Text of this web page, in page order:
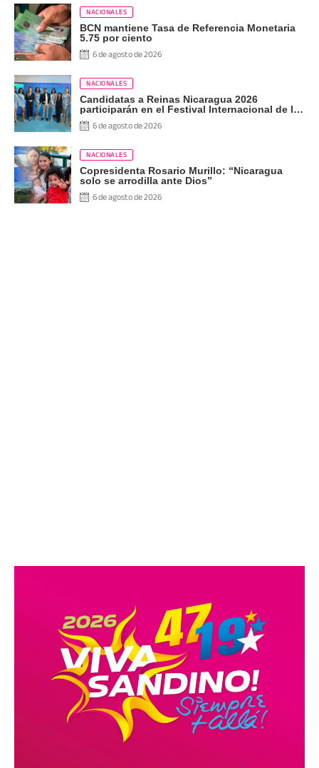
NACIONALES
BCN mantiene Tasa de Referencia Monetaria
5.75 por ciento
6 de agosto de 2026
NACIONALES
Candidatas a Reinas Nicaragua 2026
participarán en el Festival Internacional de las
Artes, Cultura y Gastronomía
6 de agosto de 2026
NACIONALES
Copresidenta Rosario Murillo: “Nicaragua
solo se arrodilla ante Dios”
6 de agosto de 2026